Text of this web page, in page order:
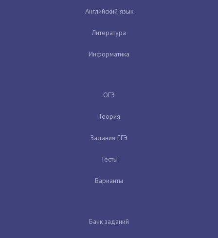
Английский язык
Литература
Информатика
ОГЭ
Теория
Задания ЕГЭ
Тесты
Варианты
Банк заданий